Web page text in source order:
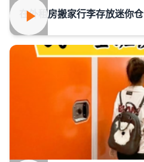
在外租房搬家行李存放迷你仓